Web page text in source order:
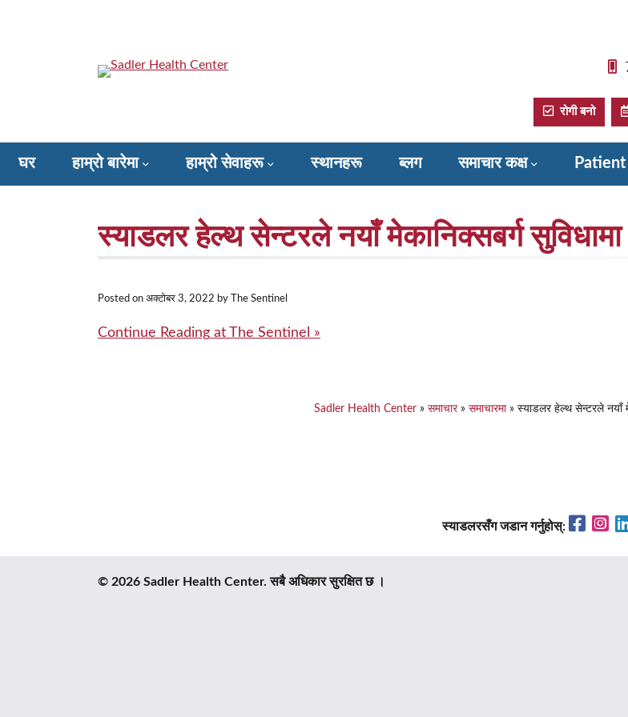
रोगी बनो
घर हाम्रो बारेमा हाम्रो सेवाहरू स्थानहरू ब्लग समाचार कक्ष
स्याडलर हेल्थ सेन्टरले नयाँ मेकानिक्सबर्ग
Posted on अक्टोबर 3, 2022 by The Sentinel
Continue Readingस्याडलर
at The Sentinel »
Sadler Health Center» समाचार» समाचारमा» स्याडलर हेल्थ सेन्टरले नयाँ
स्याडलरसँग जडान गर्नुहोस्:
© 2026 Sadler Health Center. सबै अधिकार सुरक्षित छ ।